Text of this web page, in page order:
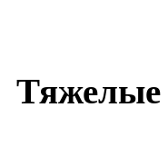
Тяжелые